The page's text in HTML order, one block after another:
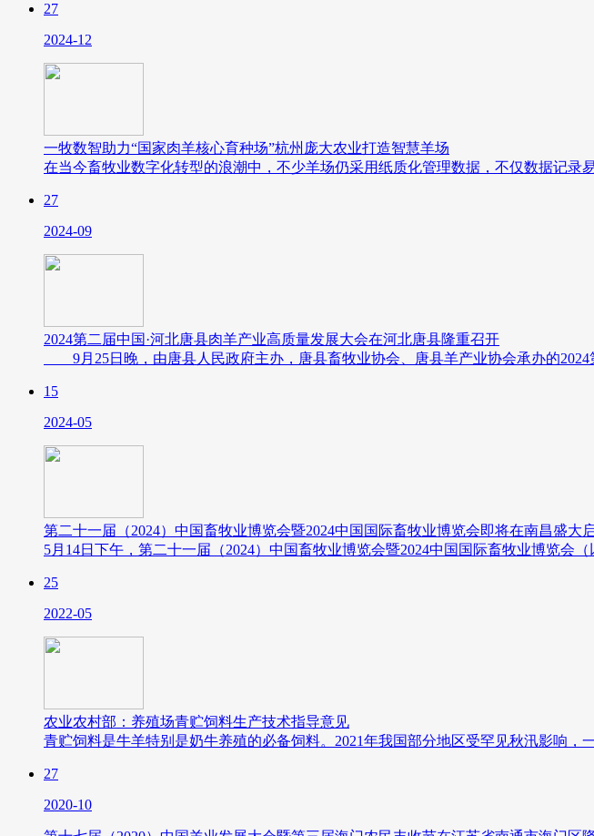
27
2024-12
一牧数智助力“国家肉羊核心育种场”杭州庞大农业打造智慧羊场
在当今畜牧业数字化转型的浪潮中，不少羊场仍采用纸质化管理数据，不仅数据记录
27
2024-09
2024第二届中国·河北唐县肉羊产业高质量发展大会在河北唐县隆重召开
9月25日晚，由唐县人民政府主办，唐县畜牧业协会、唐县羊产业协会承办的2024
15
2024-05
第二十一届（2024）中国畜牧业博览会暨2024中国国际畜牧业博览会即将在南昌盛大
5月14日下午，第二十一届（2024）中国畜牧业博览会暨2024中国国际畜牧业博览会
25
2022-05
农业农村部：养殖场青贮饲料生产技术指导意见
青贮饲料是牛羊特别是奶牛养殖的必备饲料。2021年我国部分地区受罕见秋汛影响
27
2020-10